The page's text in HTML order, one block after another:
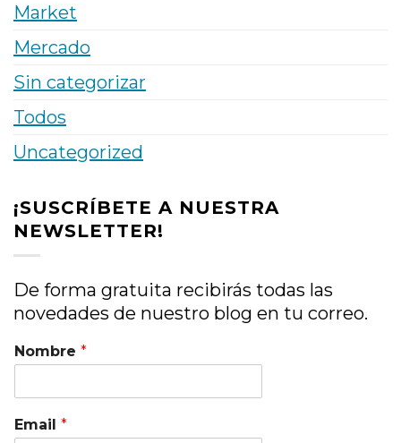
Market
Mercado
Sin categorizar
Todos
Uncategorized
¡SUSCRÍBETE A NUESTRA
NEWSLETTER!
De forma gratuita recibirás todas las
novedades de nuestro blog en tu correo.
Nombre *
Email *